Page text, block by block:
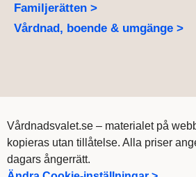
Familjerätten >
Vårdnad, boende & umgänge >
Vårdnadsvalet.se – materialet på
kopieras utan tillåtelse. Alla priser
dagars ångerrätt.